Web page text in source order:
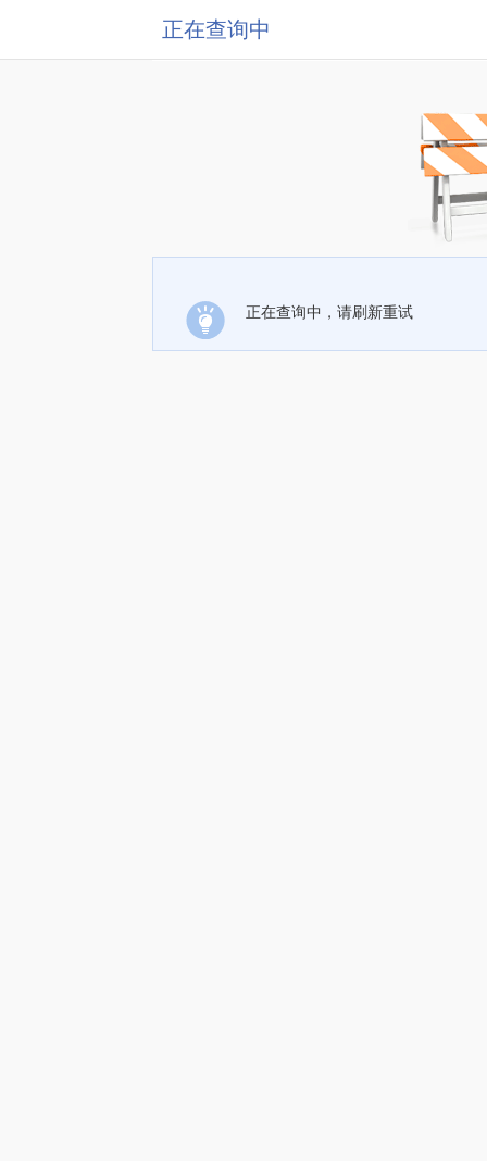
正在查询中
正在查询中，请刷新重试